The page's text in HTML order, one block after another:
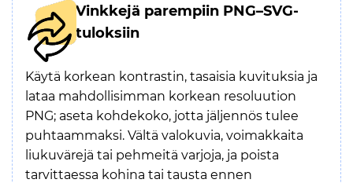
Vinkkejä parempiin PNG–SVG-
tuloksiin
Käytä korkean kontrastin, tasaisia kuvituksia ja
lataa mahdollisimman korkean resoluution
PNG; aseta kohdekoko, jotta jäljennös tulee
puhtaammaksi. Vältä valokuvia, voimakkaita
liukuvärejä tai pehmeitä varjoja, ja poista
tarvittaessa kohina tai tausta ennen